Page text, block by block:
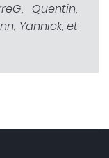
Quentin,
Yannick, et